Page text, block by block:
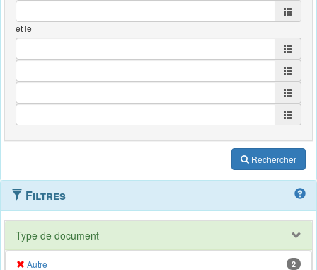
et le
Rechercher
Filtres
Type de document
Autre 2